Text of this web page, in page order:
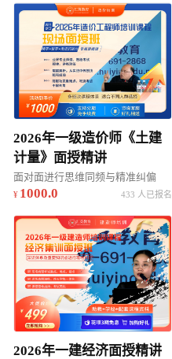
2026年一级造价师《土建
计量》面授精讲
面对面进行思维同频与精准纠偏
1000.0 433 人已报名
2026年一建经济面授精讲